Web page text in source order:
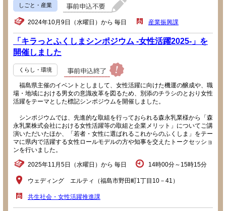
しごと・産業
2024年10月9日（水曜日）から 毎日 産業振興課
「キラっとふくしまシンポジウム -女性活躍2025-」を
開催しました
くらし・環境
福島県主催のイベントとしまして、女性活躍に向けた機運の醸成や、職
場・地域における男女の意識改革を図るため、別添のチラシのとおり女性
活躍をテーマとした標記シンポジウムを開催しました。
シンポジウムでは、先進的な取組を行っておられる森永乳業様から「森
永乳業株式会社における女性活躍等の取組と企業メリット」についてご講
演いただいたほか、「若者・女性に選ばれるこれからのふくしま」をテー
マに県内で活躍する女性ロールモデルの方や知事を交えたトークセッショ
ンを行いました。
2025年11月5日（水曜日）から 毎日 14時00分～15時15分
ウェディング エルティ（福島市野田町1丁目10－41）
共生社会・女性活躍推進課